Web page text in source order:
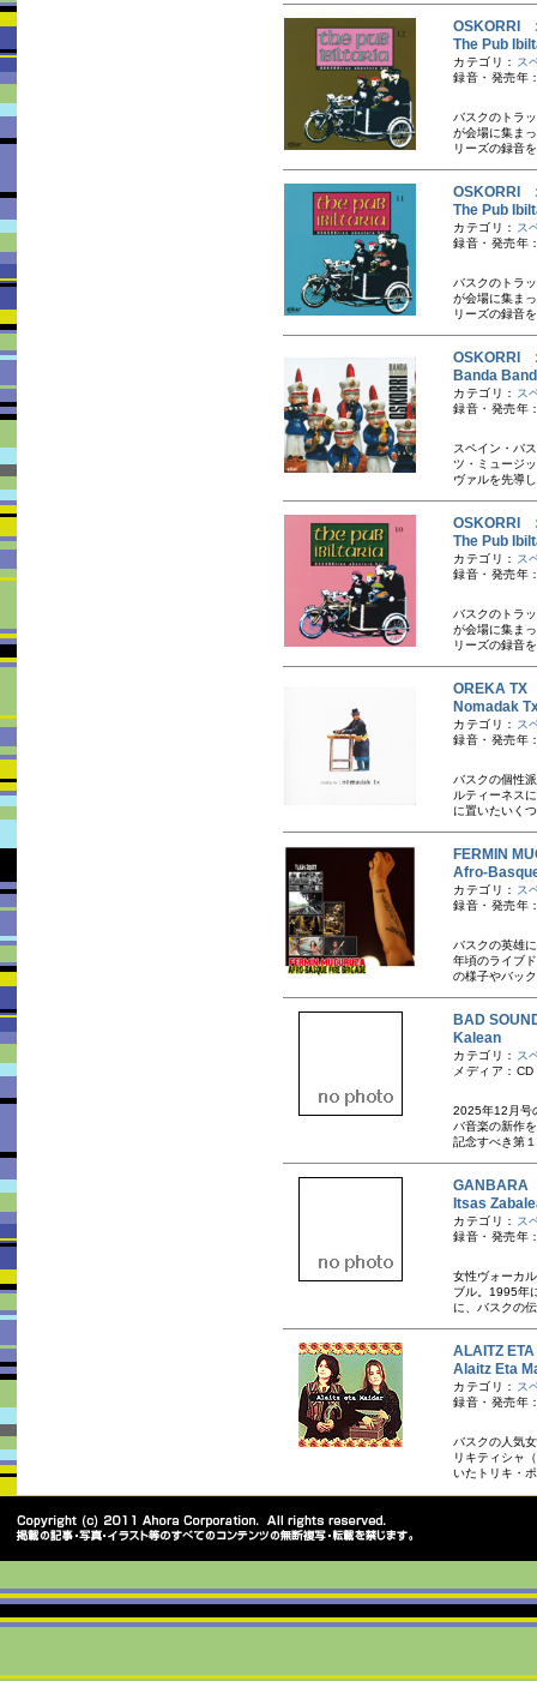
OSKORRI
The Pub
カテゴリ： ス
録音・発売年
バスクのトラ
が会場に集ま
リーズの録音
OSKORRI
The Pub
カテゴリ： ス
録音・発売年
バスクのトラ
が会場に集ま
リーズの録音
OSKORRI
Banda
カテゴリ： ス
録音・発売年
スペイン・バ
ツ・ミュージ
ヴァルを先導
OSKORRI
The Pub
カテゴリ： ス
録音・発売年
バスクのトラ
が会場に集ま
リーズの録音
OREKA TX
Nomadak
カテゴリ： ス
録音・発売年
バスクの個性
ルティーネス
に置いたいく
FERMIN
Afro-
カテゴリ： ス
録音・発売年
バスクの英雄
年頃のライブ
の様子やバッ
BAD
Kalean
カテゴリ： ス
メディア：CD
2025年12月号
バ音楽の新作
記念すべき第
GANBARA
Itsas
カテゴリ： ス
録音・発売年
女性ヴォーカ
ブル。1995年
に、バスクの
ALAITZ
Alaitz Eta
カテゴリ： ス
録音・発売年
バスクの人気
リキティシャ
いたトリキ・